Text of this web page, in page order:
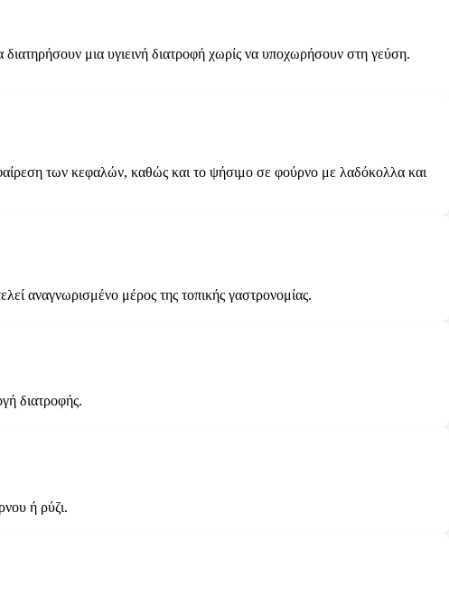
διατηρήσουν μια υγιεινή διατροφή χωρίς να υποχωρήσουν στη γεύση.
των κεφαλών, καθώς και το ψήσιμο σε φούρνο με λαδόκολλα και
αναγνωρισμένο μέρος της τοπικής γαστρονομίας.
διατροφής.
ή ρύζι.